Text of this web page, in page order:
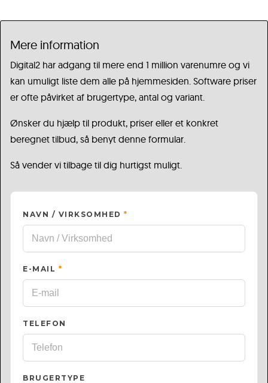
Mere information
Digital2 har adgang til mere end 1 million varenumre og vi
kan umuligt liste dem alle på hjemmesiden. Software priser
er ofte påvirket af brugertype, antal og variant.
Ønsker du hjælp til produkt, priser eller et konkret
beregnet tilbud, så benyt denne formular.
Så vender vi tilbage til dig hurtigst muligt.
NAVN / VIRKSOMHED *
E-MAIL *
TELEFON
BRUGERTYPE